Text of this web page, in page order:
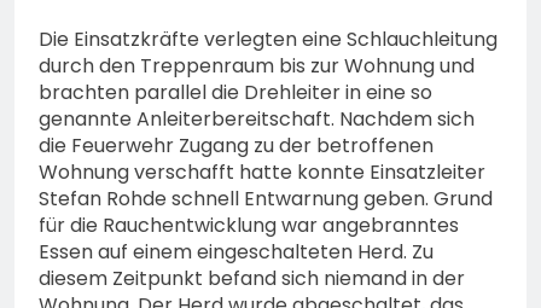
Die Einsatzkräfte verlegten eine Schlauchleitung
durch den Treppenraum bis zur Wohnung und
brachten parallel die Drehleiter in eine so
genannte Anleiterbereitschaft. Nachdem sich
die Feuerwehr Zugang zu der betroffenen
Wohnung verschafft hatte konnte Einsatzleiter
Stefan Rohde schnell Entwarnung geben. Grund
für die Rauchentwicklung war angebranntes
Essen auf einem eingeschalteten Herd. Zu
diesem Zeitpunkt befand sich niemand in der